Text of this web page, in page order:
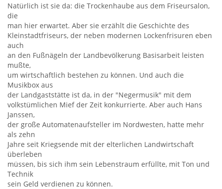
Natürlich ist sie da: die Trockenhaube aus dem Friseursalon,
die
man hier erwartet. Aber sie erzählt die Geschichte des
Kleinstadtfriseurs, der neben modernen Lockenfrisuren eben
auch
an den Fußnägeln der Landbevölkerung Basisarbeit leisten
mußte,
um wirtschaftlich bestehen zu können. Und auch die
Musikbox aus
der Landgaststätte ist da, in der "Negermusik" mit dem
volkstümlichen Mief der Zeit konkurrierte. Aber auch Hans
Janssen,
der große Automatenaufsteller im Nordwesten, hatte mehr
als zehn
Jahre seit Kriegsende mit der elterlichen Landwirtschaft
überleben
müssen, bis sich ihm sein Lebenstraum erfüllte, mit Ton und
Technik
sein Geld verdienen zu können.